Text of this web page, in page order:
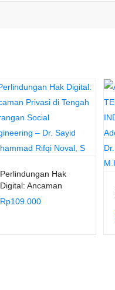
Perlindungan Hak
Digital: Ancaman
Privasi di Tengah
Serangan Social
Rp109.000